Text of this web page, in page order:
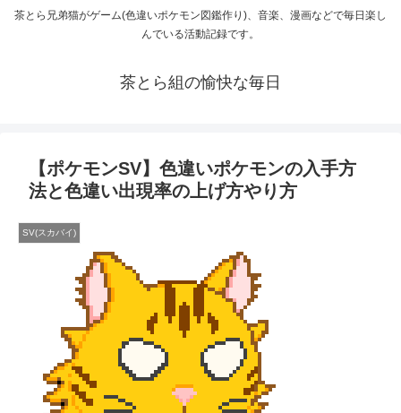
茶とら兄弟猫がゲーム(色違いポケモン図鑑作り)、音楽、漫画などで毎日楽し
んでいる活動記録です。
茶とら組の愉快な毎日
【ポケモンSV】色違いポケモンの入手方
法と色違い出現率の上げ方やり方
SV(スカバイ)